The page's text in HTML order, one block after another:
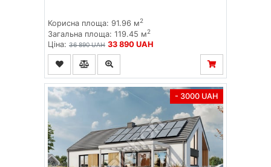
Корисна площа: 91.96 м2
Загальна площа: 119.45 м2
Ціна: 36 890 UAH 33 890 UAH
- 3000 UAH